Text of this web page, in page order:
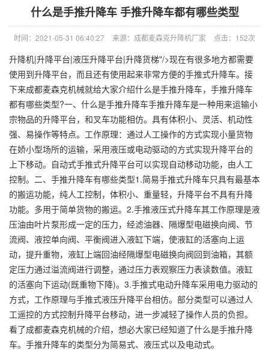
什么是手推升降车 手推升降车都有哪些类型
时间：2021-05-31 06:40:27 来源：成都麦森克升降机厂家 点击：152次
升降机|升降平台|液压升降平台|升降货梯"/>现在有很多地方都需要
使用到升降平台，而且还有使用起来非常方便的手推式升降车。接
下来成都麦森克机械就给大家介绍什么是手推升降车，手推升降车
都有哪些类型?一、什么是手推升降车手推升降车是一种用来运输小
宗物品的升降平台，和叉车功能相仿。具有体积小、灵活、机动性
强、易操作等特点。工作原理：通过人工操作的方式实现小量货物
在娇小型场所的运输，采用液压或电动驱动的方式实现升降平台的
上下移动。自动式手推式升降平台可以实现自动移动功能，由人工
控制。二、手推升降车有哪些类型1.简易手推式升降车只具有最基本
的搬运功能，纯人工控制，体积小、重量轻，升降平台不具有升降
功能。多用于简单货物的搬运。2.手推液压式升降车其工作原理是液
压油由叶片泵形成一定的压力，经滤油器、隔爆型电磁换向阀、节
流阀、液控单向阀、平衡阀进入液缸下端，使液缸的活塞向上运
动，提升重物，液缸上端回油经隔爆型电磁换向阀回到油箱，其额
定压力通过溢流阀进行调整，通过压力表观察压力表读数值。液缸
的活塞向下运动(既重物下降)。3.手推式电动升降车采用电力驱动的
方式，工作原理与手推式液压升降平台相仿。部分类型可以通过人
工遥控的方式控制升降平台移动，进一步减轻了操作人员的负担。
看了成都麦森克机械的介绍，想必大家已经知道了什么是手推升降
车。手推升降车的类型分为简易式、液压式以及电动式。